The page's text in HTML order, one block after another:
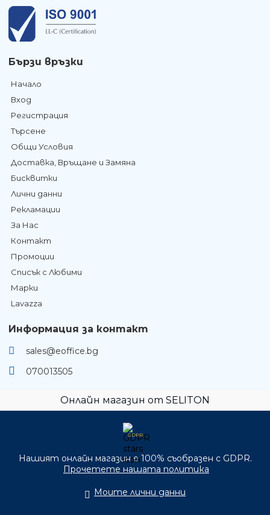
Бързи връзки
Начало
Вход
Регистрация
Търсене
Общи Условия
Доставка, Връщане и Замяна
Бисквитки
Лични данни
Рекламации
За Нас
Контакт
Промоции
Списък с Любими
Марки
Lavazza
Информация за контакт
sales@eoffice.bg
070013505
Онлайн магазин от SELITON
GDPR
Нашият онлайн магазин е 100% съобразен с GDPR.
Прочетете нашата политика
Моите лични данни